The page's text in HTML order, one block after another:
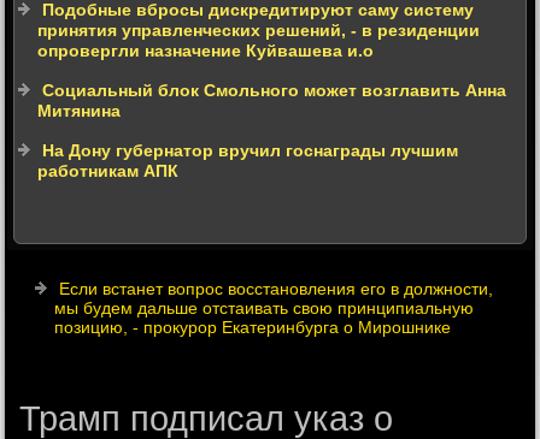
Подобные вбросы дискредитируют саму систему
принятия управленческих решений, - в резиденции
опровергли назначение Куйвашева и.о
Социальный блок Смольного может возглавить Анна
Митянина
На Дону губернатор вручил госнаграды лучшим
работникам АПК
Если встанет вопрос восстановления его в должности,
мы будем дальше отстаивать свою принципиальную
позицию, - прокурор Екатеринбурга о Мирошнике
Трамп подписал указ о